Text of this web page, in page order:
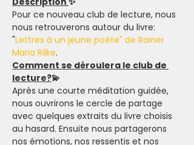
Pour ce nouveau club de lecture, nous
nous retrouverons autour du livre:
"Lettres à un jeune poète" de Rainer
Maria Rilke.
Comment se déroulera le club de
lecture?💫
Après une courte méditation guidée,
nous ouvrirons le cercle de partage
avec quelques extraits du livre choisis
au hasard. Ensuite nous partagerons
nos émotions, nos ressentis et nos